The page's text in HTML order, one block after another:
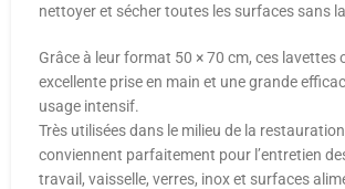
nettoyer et sécher toutes les surfaces sans
Grâce à leur format 50 × 70 cm, ces lavettes
excellente prise en main et une grande
usage intensif.
Très utilisées dans le milieu de la
conviennent parfaitement pour l’entretien
travail, vaisselle, verres, inox et surfaces